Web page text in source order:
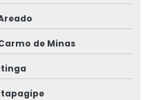
de Minas